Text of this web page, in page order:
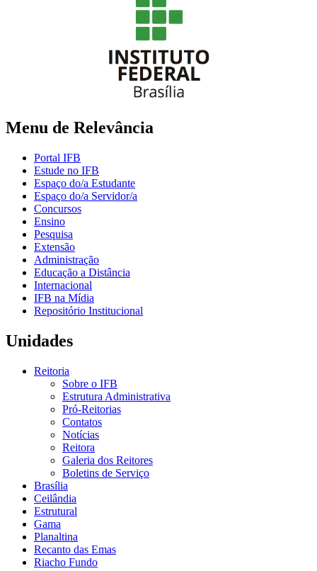
Menu de Relevância
Portal IFB
Estude no IFB
Espaço do/a Estudante
Espaço do/a Servidor/a
Concursos
Ensino
Pesquisa
Extensão
Administração
Educação a Distância
Internacional
IFB na Mídia
Repositório Institucional
Unidades
Reitoria
Sobre o IFB
Estrutura Administrativa
Pró-Reitorias
Contatos
Notícias
Reitora
Galeria dos Reitores
Boletins de Serviço
Brasília
Ceilândia
Estrutural
Gama
Planaltina
Recanto das Emas
Riacho Fundo